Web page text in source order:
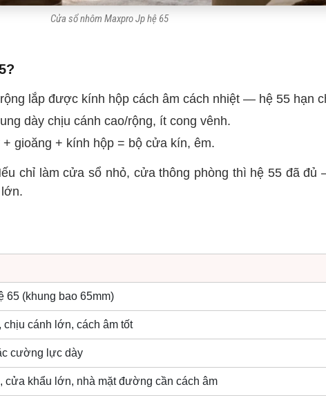
Cửa sổ nhôm Maxpro Jp hệ 65
lắp được kính hộp cách âm cách nhiệt — hệ 55 hạn
dày chịu cánh cao/rộng, ít cong vênh.
+ gioăng + kính hộp = bộ cửa kín, êm.
chỉ làm cửa sổ nhỏ, cửa thông phòng thì hệ 55 đã đủ
65 (khung bao 65mm)
chịu cánh lớn, cách âm tốt
cường lực dày
cửa khẩu lớn, nhà mặt đường cần cách âm